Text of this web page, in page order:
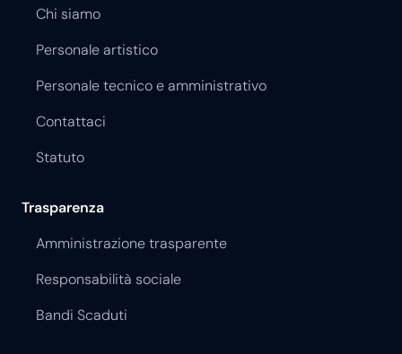
Chi siamo
Personale artistico
Personale tecnico e amministrativo
Contattaci
Statuto
Trasparenza
Amministrazione trasparente
Responsabilità sociale
Bandi Scaduti